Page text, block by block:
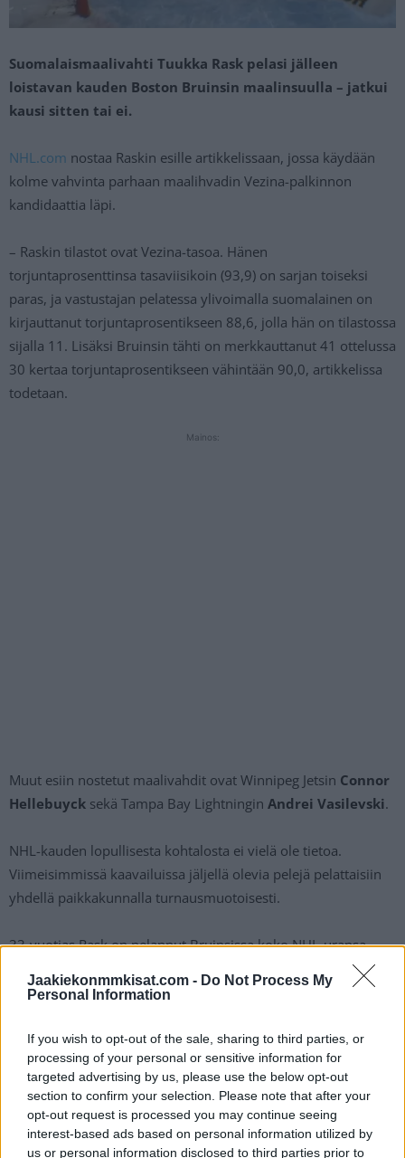
Jaakiekonmmkisat.com - Do Not Process My
Personal Information
If you wish to opt-out of the sale, sharing to third parties, or
processing of your personal or sensitive information for
targeted advertising by us, please use the below opt-out
section to confirm your selection. Please note that after your
opt-out request is processed you may continue seeing
interest-based ads based on personal information utilized by
us or personal information disclosed to third parties prior to
Suomalaismaalivahti Tuukka Rask pelasi jälleen
loistavan kauden Boston Bruinsin maalinsuulla – jatkui
kausi sitten tai ei.
NHL.com nostaa Raskin esille artikkelissaan, jossa käydään
kolme vahvinta parhaan maalihvadin Vezina-palkinnon
kandidaattia läpi.
– Raskin tilastot ovat Vezina-tasoa. Hänen
torjuntaprosenttinsa tasaviisikoin (93,9) on sarjan toiseksi
paras, ja vastustajan pelatessa ylivoimalla suomalainen on
kirjauttanut torjuntaprosentikseen 88,6, jolla hän on tilastossa
sijalla 11. Lisäksi Bruinsin tähti on merkkauttanut 41 ottelussa
30 kertaa torjuntaprosentikseen vähintään 90,0, artikkelissa
todetaan.
Mainos:
Muut esiin nostetut maalivahdit ovat Winnipeg Jetsin Connor
Hellebuyck sekä Tampa Bay Lightningin Andrei Vasilevski.
NHL-kauden lopullisesta kohtalosta ei vielä ole tietoa.
Viimeisimmissä kaavailuissa jäljellä olevia pelejä pelattaisiin
yhdellä paikkakunnalla turnausmuotoisesti.
33-vuotias Rask on pelannut Bruinsissa koko NHL-uransa
kaudesta 2007-2008 lähtien. Miehen koko uran tarkempiin
tilastoihin ja käänteisiin pääset tutustumaan
Eliteprospectsin
Lue myös: Leijonien päävalmentaja Jukka Jalonen tyrmää
pienryhmäharjoittelun – ”Tämä ei ole oikea paikka hakea
kilpailuetua”